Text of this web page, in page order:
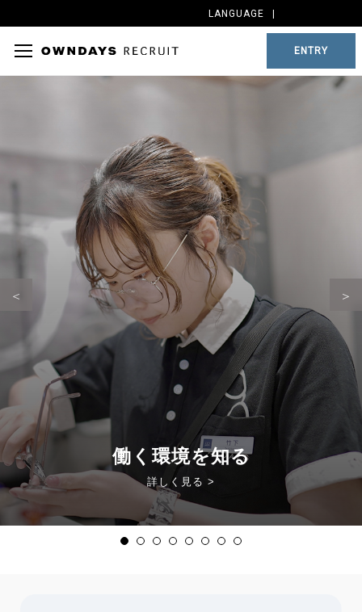
LANGUAGE
ENTRY
働く環境を知る
詳しく見る >
＜ ＞